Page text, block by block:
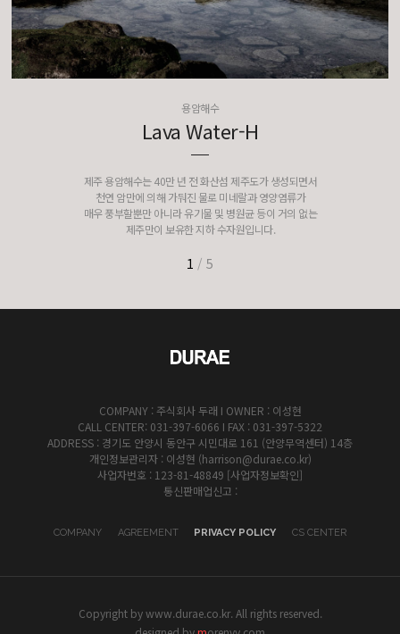
용암해수
Lava Water-H
제주 용암해수는 40만 년 전 화산섬 제주도가 생성되면서
천연 암만에 의해 가둬진 물로 미네랄과 영양염류가
매우 풍부할뿐만 아니라 유기물 및 병원균 등이 거의 없는
제주만이 보유한 지하 수자원입니다.
1 / 5
COMPANY : 주식회사 두래 I OWNER : 이성현
CALL CENTER: 031-397-6066 I FAX : 031-397-5322
ADDRESS : 경기도 안양시 동안구 시민대로 161 (안양무역센터) 14층
개인정보관리자 : 이성현 (harrison@durae.co.kr)
사업자번호 : 123-81-48849 [사업자정보확인]
통신판매업신고 :
COMPANY AGREEMENT PRIVACY POLICY CS CENTER
Copyright by www.durae.co.kr. All rights reserved.